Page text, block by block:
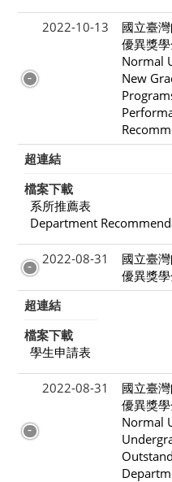
2022-10-13
國立臺
優異獎
Normal
New
超連結
檔案下載
系所推薦表
Department
2022-08-31
國立臺
優異獎
超連結
檔案下載
學生申請表
2022-08-31
國立臺
優異獎
Normal